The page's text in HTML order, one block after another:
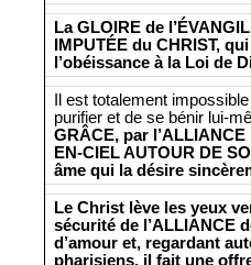
La GLOIRE de
IMPUTÉE du CHRIST,
l’obéissance à la Loi de
Il est totalement
purifier et de se bénir lui-
GRÂCE, par
EN-CIEL AUTOUR DE
âme qui la désire
Le Christ lève les yeux
sécurité de l’ALLIANCE
d’amour et, regardant
pharisiens, il fait une